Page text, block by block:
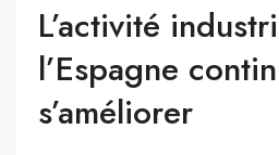
L’activité
l’Espagne
s’améliorer